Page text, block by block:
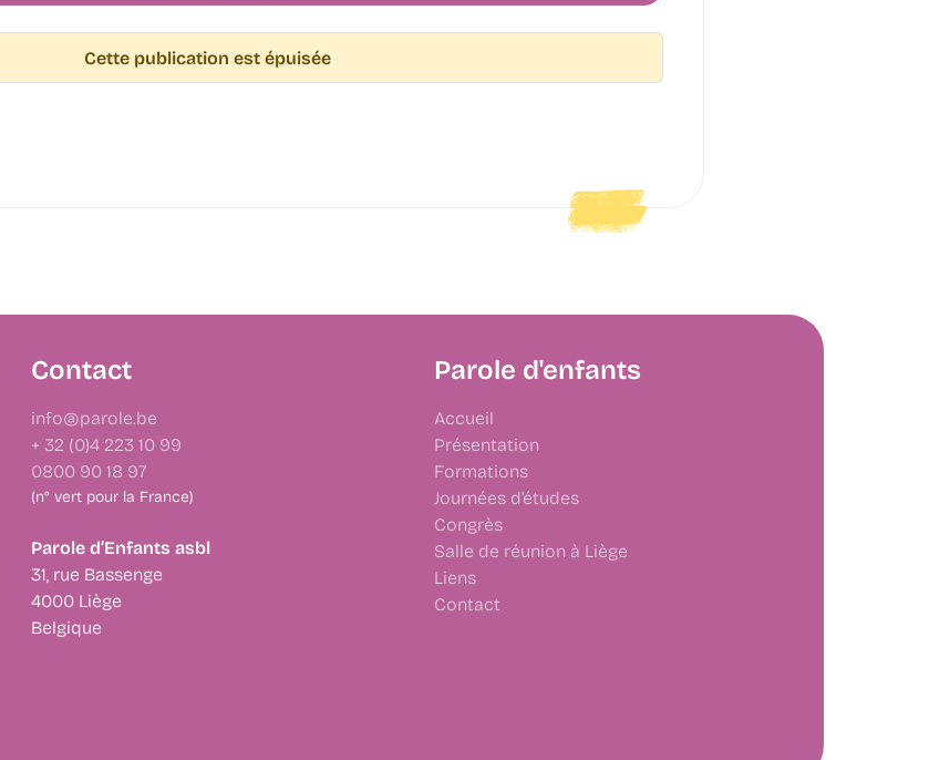
Cette publication est épuisée
Contact
info@parole.be
+ 32 (0)4 223 10 99
0800 90 18 97
(n° vert pour la France)
Parole d’Enfants asbl
31, rue Bassenge
4000 Liège
Belgique
Parole d'enfants
Accueil
Présentation
Formations
Journées d’études
Congrès
Salle de réunion à Liège
Liens
Contact